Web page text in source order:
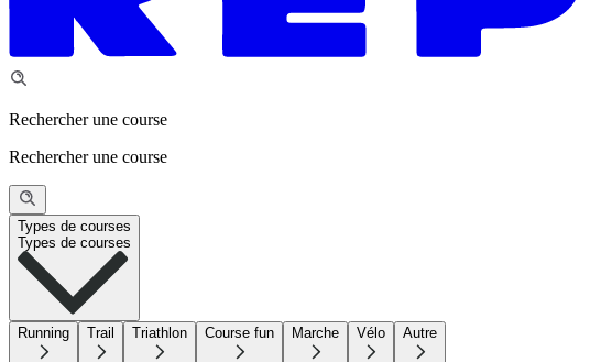
Rechercher une course
Rechercher une course
Types de courses
Types de courses
Running Trail Triathlon Course fun Marche Vélo Autre